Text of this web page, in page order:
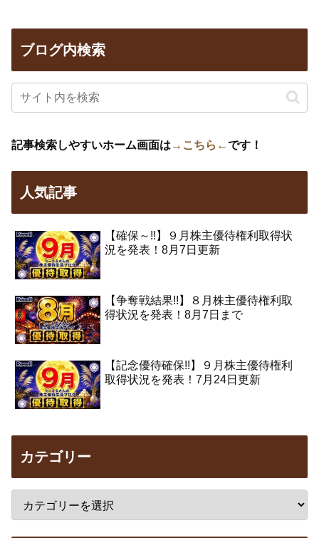
ブログ内検索
記事検索しやすいホーム画面は →こちら←です！
人気記事
【確保～!!】９月株主優待権利取得状
況を発表！8月7日更新
【争奪戦結果!!】８月株主優待権利取
得状況を発表！8月7日まで
【記念優待確保!!】９月株主優待権利
取得状況を発表！7月24日更新
カテゴリー